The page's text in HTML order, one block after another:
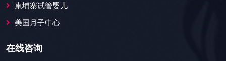
柬埔寨试管婴儿
美国月子中心
在线咨询